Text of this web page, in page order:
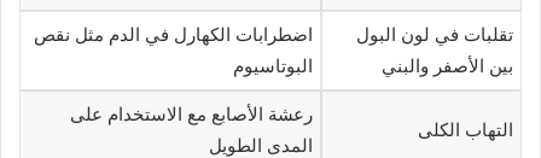
تقلبات في لون البول
بين الأصفر والبني
اضطرابات الكهارل في الدم مثل نقص
البوتاسيوم
التهاب الكلى
رعشة الأصابع مع الاستخدام على
المدى الطويل